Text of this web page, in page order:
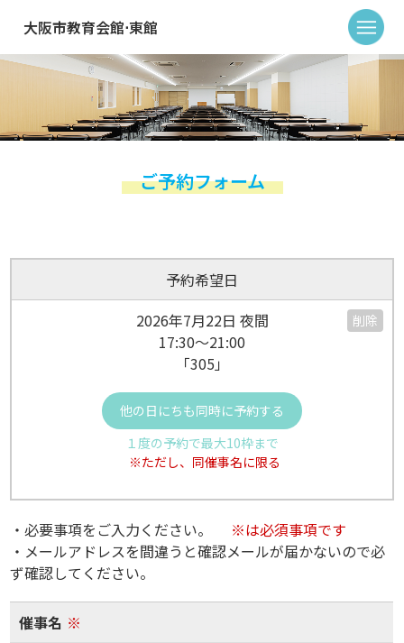
大阪市教育会館⋅東館
ご予約フォーム
予約希望日
2026年7月22日 夜間
17:30～21:00
「305」
削除
他の日にちも同時に予約する
１度の予約で最大10枠まで
※ただし、同催事名に限る
・必要事項をご入力ください。
※は必須事項です
・メールアドレスを間違うと確認メールが届かないので必
ず確認してください。
催事名 ※